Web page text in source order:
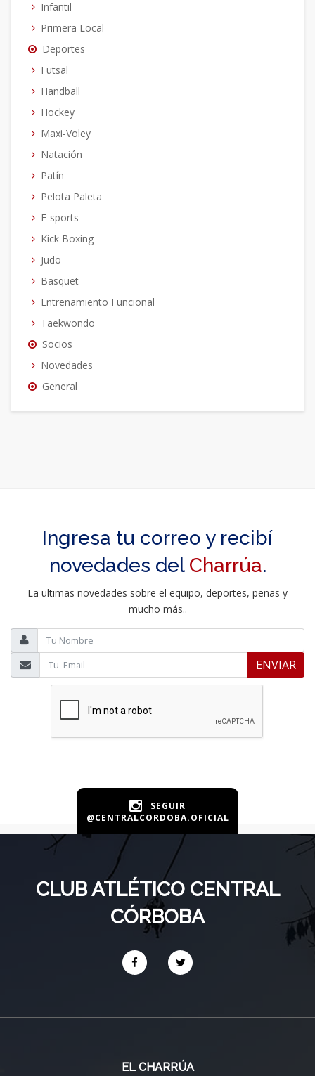
Infantil
Primera Local
Deportes
Futsal
Handball
Hockey
Maxi-Voley
Natación
Patín
Pelota Paleta
E-sports
Kick Boxing
Judo
Basquet
Entrenamiento Funcional
Taekwondo
Socios
Novedades
General
Ingresa tu correo y recibí
novedades del Charrúa.
La ultimas novedades sobre el equipo, deportes, peñas y
mucho más..
ENVIAR
SEGUIR
@CENTRALCORDOBA.OFICIAL
CLUB ATLÉTICO CENTRAL
CÓRBOBA
EL CHARRÚA